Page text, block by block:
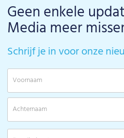
Geen enkele
Media meer
Schrijf je in voor onze